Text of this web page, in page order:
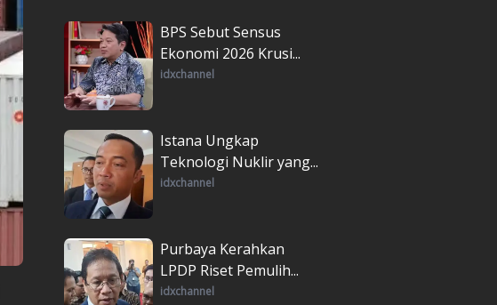
BPS Sebut Sensus
Ekonomi 2026 Krusi...
idxchannel
Istana Ungkap
Teknologi Nuklir yang...
idxchannel
Purbaya Kerahkan
LPDP Riset Pemulih...
idxchannel